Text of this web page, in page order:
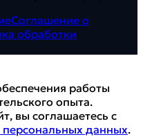
Соглашение о
обработки
работы
опыта.
вы соглашаетесь с
данных.